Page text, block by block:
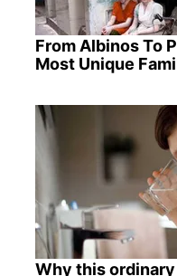
From Albinos To
Most Unique
Why this